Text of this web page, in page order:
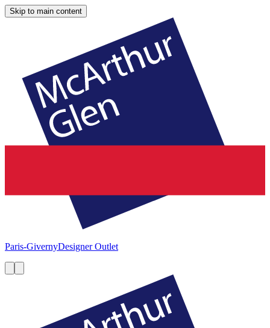
Skip to main content
Paris-GivernyDesigner Outlet